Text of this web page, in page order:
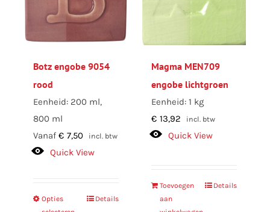
kan
gekozen
worden
op
Botz engobe 9054
rood
Eenheid: 200 ml,
800 ml
Vanaf € 7,50 incl. btw
Quick View
Opties
Details
Magma MEN709
engobe lichtgroen
Eenheid: 1 kg
€ 13,92 incl. btw
Quick View
Toevoegen
aan
Details